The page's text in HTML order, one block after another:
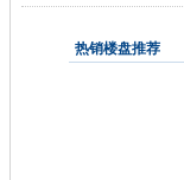
热销楼盘推荐